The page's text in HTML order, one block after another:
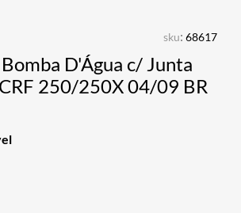
sku: 68617
D'Água c/ Junta
250/250X 04/09 BR